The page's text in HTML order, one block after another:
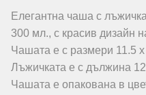
Елегантна чаша с
300 мл., с красив дизайн
Чашата е с размери 11.5
Лъжичката е с дължина
Чашата е опакована в